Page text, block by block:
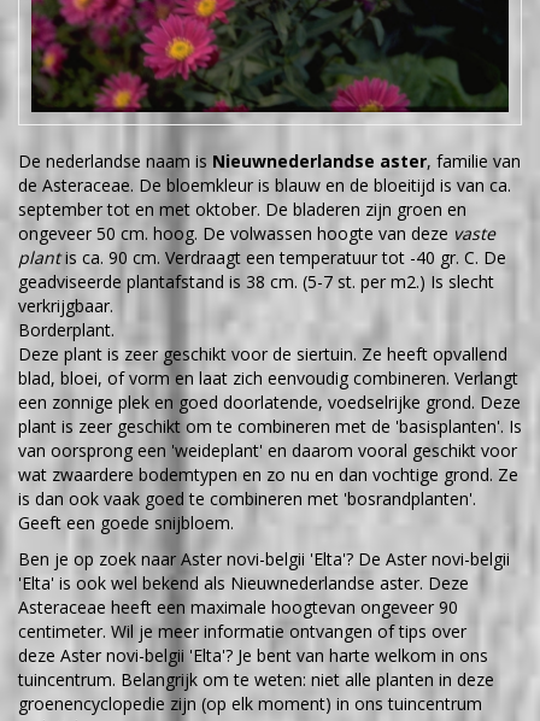
De nederlandse naam is Nieuwnederlandse aster, familie van
de Asteraceae. De bloemkleur is blauw en de bloeitijd is van ca.
september tot en met oktober. De bladeren zijn groen en
ongeveer 50 cm. hoog. De volwassen hoogte van deze vaste
plantis ca. 90 cm. Verdraagt een temperatuur tot -40 gr. C. De
geadviseerde plantafstand is 38 cm. (5-7 st. per m2.) Is slecht
verkrijgbaar.
Borderplant.
Deze plant is zeer geschikt voor de siertuin. Ze heeft opvallend
blad, bloei, of vorm en laat zich eenvoudig combineren. Verlangt
een zonnige plek en goed doorlatende, voedselrijke grond. Deze
plant is zeer geschikt om te combineren met de 'basisplanten'. Is
van oorsprong een 'weideplant' en daarom vooral geschikt voor
wat zwaardere bodemtypen en zo nu en dan vochtige grond. Ze
is dan ook vaak goed te combineren met 'bosrandplanten'.
Geeft een goede snijbloem.
Ben je op zoek naar Aster novi-belgii 'Elta'? De Aster novi-belgii
'Elta' is ook wel bekend als Nieuwnederlandse aster. Deze
Asteraceae heeft een maximale hoogtevan ongeveer 90
centimeter. Wil je meer informatie ontvangen of tips over
deze Aster novi-belgii 'Elta'? Je bent van harte welkom in ons
tuincentrum. Belangrijk om te weten: niet alle planten in deze
groenencyclopedie zijn (op elk moment) in ons tuincentrum